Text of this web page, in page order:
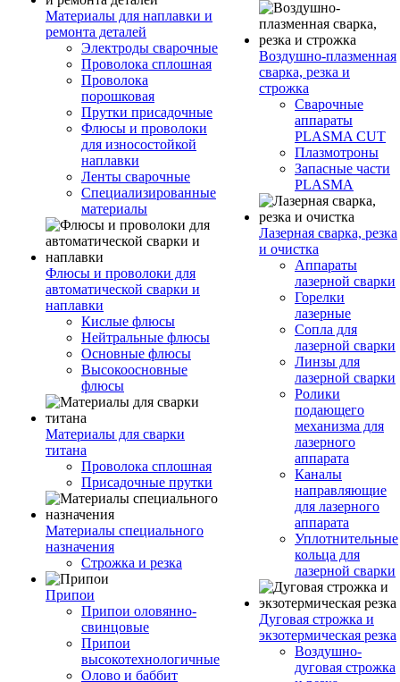
Материалы для наплавки и
ремонта деталей
Электроды сварочные
Проволока сплошная
Проволока
порошковая
Прутки присадочные
Флюсы и проволоки
для износостойкой
наплавки
Ленты сварочные
Специализированные
материалы
Флюсы и проволоки для
автоматической сварки и
наплавки
Кислые флюсы
Нейтральные флюсы
Основные флюсы
Высокоосновные
флюсы
Материалы для сварки
титана
Проволока сплошная
Присадочные прутки
Материалы специального
назначения
Строжка и резка
Припои
Припои оловянно-
свинцовые
Припои
высокотехнологичные
Олово и баббит
Воздушно-плазменная
сварка, резка и
строжка
Сварочные
аппараты
PLASMA CUT
Плазмотроны
Запасные части
PLASMA
Лазерная сварка, резка
и очистка
Аппараты
лазерной сварки
Горелки
лазерные
Сопла для
лазерной сварки
Линзы для
лазерной сварки
Ролики
подающего
механизма для
лазерного
аппарата
Каналы
направляющие
для лазерного
аппарата
Уплотнительные
кольца для
лазерной сварки
Дуговая строжка и
экзотермическая резка
Воздушно-
дуговая строжка